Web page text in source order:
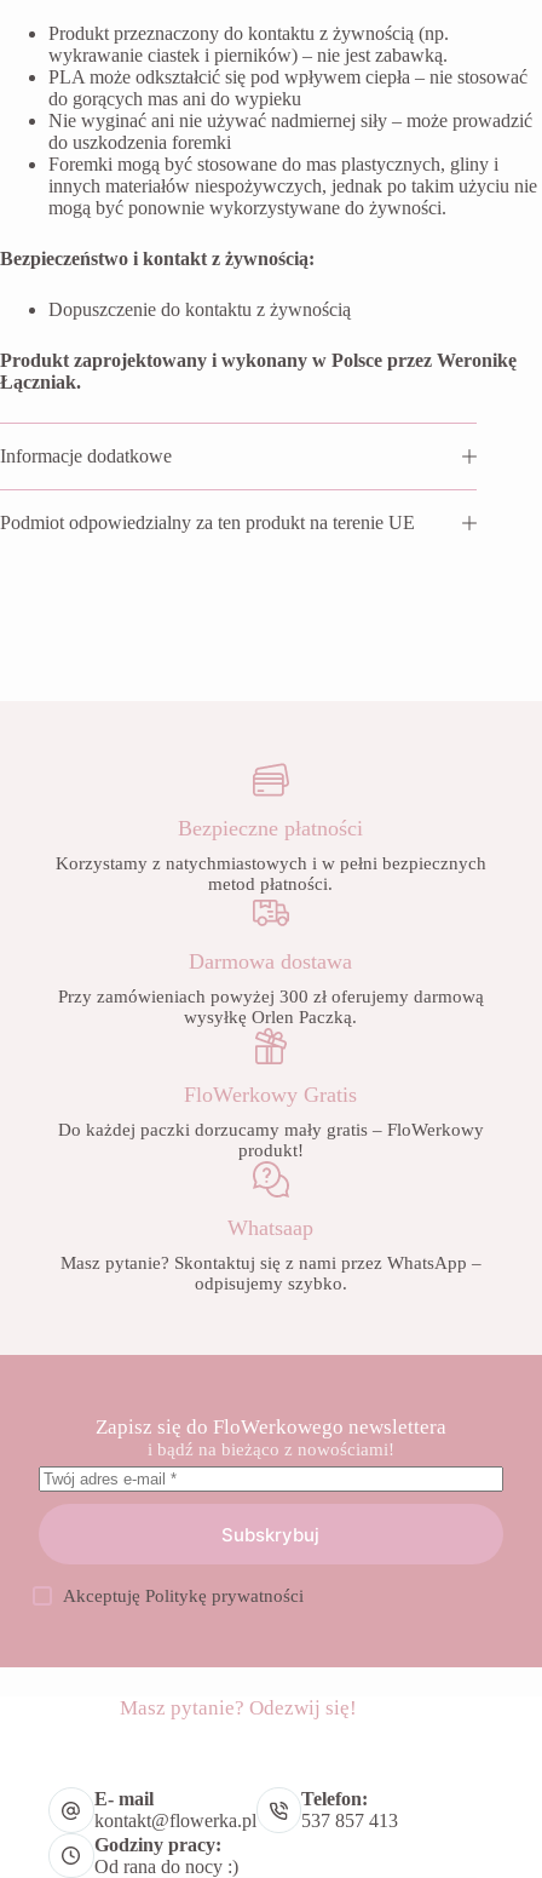
Produkt przeznaczony do kontaktu z żywnością (np.
wykrawanie ciastek i pierników) – nie jest zabawką.
PLA może odkształcić się pod wpływem ciepła – nie stosować
do gorących mas ani do wypieku
Nie wyginać ani nie używać nadmiernej siły – może prowadzić
do uszkodzenia foremki
Foremki mogą być stosowane do mas plastycznych, gliny i
innych materiałów niespożywczych, jednak po takim użyciu nie
mogą być ponownie wykorzystywane do żywności.
Bezpieczeństwo i kontakt z żywnością:
Dopuszczenie do kontaktu z żywnością
Produkt zaprojektowany i wykonany w Polsce przez Weronikę
Łączniak.
Informacje dodatkowe
Podmiot odpowiedzialny za ten produkt na terenie UE
Bezpieczne płatności
Korzystamy z natychmiastowych i w pełni bezpiecznych
metod płatności.
Darmowa dostawa
Przy zamówieniach powyżej 300 zł oferujemy darmową
wysyłkę Orlen Paczką.
FloWerkowy Gratis
Do każdej paczki dorzucamy mały gratis – FloWerkowy
produkt!
Whatsaap
Masz pytanie? Skontaktuj się z nami przez WhatsApp –
odpisujemy szybko.
Zapisz się do FloWerkowego newslettera
i bądź na bieżąco z nowościami!
Subskrybuj
AkceptujęPolitykę prywatności
Masz pytanie? Odezwij się!
E- mail
kontakt@flowerka.pl
Telefon:
537 857 413
Godziny pracy:
Od rana do nocy :)